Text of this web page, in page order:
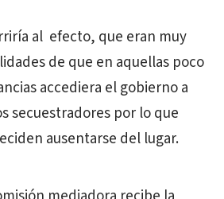
al efecto, que eran muy
de que en aquellas poco
accediera el gobierno a
secuestradores por lo que
ausentarse del lugar.